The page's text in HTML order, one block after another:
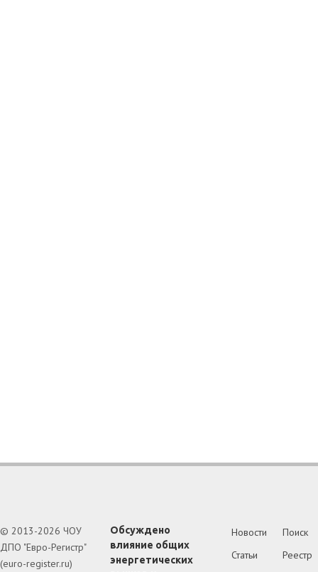
© 2013-2026 ЧОУ
ДПО "Евро-Регистр"
(euro-register.ru)
Обсуждено
влияние общих
энергетических
Новости
Статьи
Поиск
Реестр